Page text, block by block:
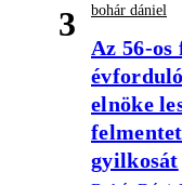
3 bohár dániel
Az 56-
elnöke
gyilkosát